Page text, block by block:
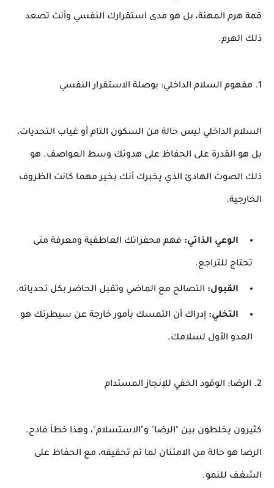
قمة هرم المهنة، بل هو مدى استقرارك النفسي وأنت تصعد
ذلك الهرم.
​1. مفهوم السلام الداخلي: بوصلة الاستقرار النفسي
​السلام الداخلي ليس حالة من السكون التام أو غياب التحديات،
بل هو القدرة على الحفاظ على هدوئك وسط العواصف. هو
ذلك الصوت الهادئ الذي يخبرك أنك بخير مهما كانت الظروف
الخارجية.
الوعي الذاتي: فهم محفزاتك العاطفية ومعرفة متى
تحتاج للتراجع.
القبول: التصالح مع الماضي وتقبل الحاضر بكل تحدياته.
التخلي: إدراك أن التمسك بأمور خارجة عن سيطرتك هو
العدو الأول لسلامك.
​2. الرضا: الوقود الخفي للإنجاز المستدام
​كثيرون يخلطون بين "الرضا" و"الاستسلام"، وهذا خطأ فادح.
الرضا هو حالة من الامتنان لما تم تحقيقه، مع الحفاظ على
الشغف للنمو.